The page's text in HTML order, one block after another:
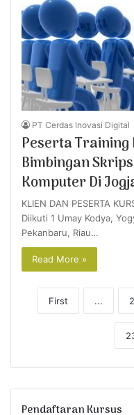
PT Cerdas Inovasi Digital
Peserta Training
Bimbingan
Komputer Di
KLIEN DAN PESERTA
Diikuti 1 Umay Kodya,
Pekanbaru, Riau…
Read More »
First ...
Pendaftaran Kursus